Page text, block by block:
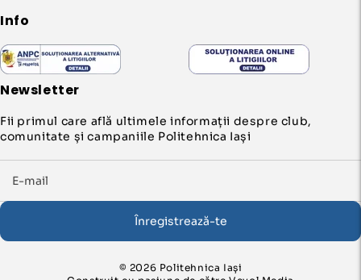
Info
Newsletter
Fii primul care află ultimele informații despre club,
comunitate și campaniile Politehnica Iași
Înregistrează-te
© 2026 Politehnica Iași